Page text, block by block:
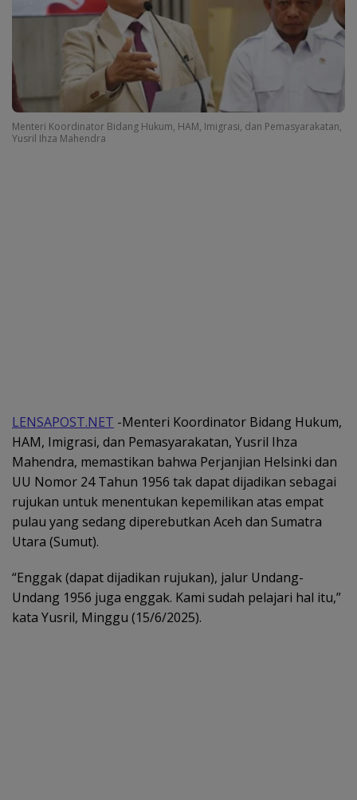
Menteri Koordinator Bidang Hukum, HAM, Imigrasi, dan Pemasyarakatan,
Yusril Ihza Mahendra
LENSAPOST.NET -Menteri Koordinator Bidang Hukum,
HAM, Imigrasi, dan Pemasyarakatan, Yusril Ihza
Mahendra, memastikan bahwa Perjanjian Helsinki dan
UU Nomor 24 Tahun 1956 tak dapat dijadikan sebagai
rujukan untuk menentukan kepemilikan atas empat
pulau yang sedang diperebutkan Aceh dan Sumatra
Utara (Sumut).
“Enggak (dapat dijadikan rujukan), jalur Undang-
Undang 1956 juga enggak. Kami sudah pelajari hal itu,”
kata Yusril, Minggu (15/6/2025).